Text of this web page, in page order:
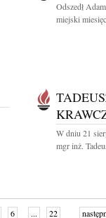
Odszedł
miejski
W dniu 21
mgr inż.
6 ... 22